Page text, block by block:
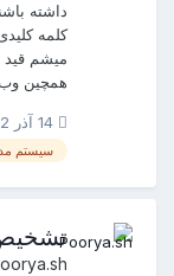
داشته
کلمه
میشم قید
همچین
14 آذر 1392
سیستم